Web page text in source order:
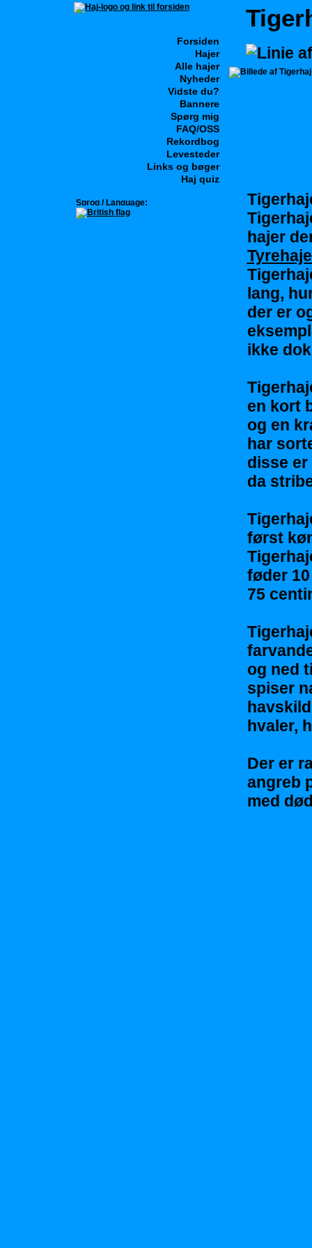
Forsiden
Hajer
Alle hajer
Nyheder
Vidste du?
Bannere
Spørg mig
FAQ/OSS
Rekordbog
Levesteder
Links og bøger
Haj quiz
Sprog / Language:
hajer
lang,
der er
ikke
en kort
og en
har
disse
da
først
føder
75
og ned
spiser
hvaler,
Der er
angreb
med